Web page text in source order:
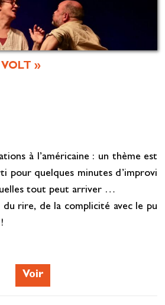
VOLT »
à l’américaine : un thème est
pour quelques minutes d’improvi
tout peut arriver …
du rire, de la complicité avec le pu
Voir